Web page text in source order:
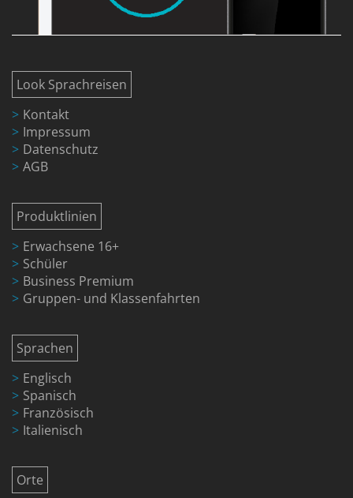
Look Sprachreisen
Kontakt
Impressum
Datenschutz
AGB
Produktlinien
Erwachsene 16+
Schüler
Business Premium
Gruppen- und Klassenfahrten
Sprachen
Englisch
Spanisch
Französisch
Italienisch
Orte